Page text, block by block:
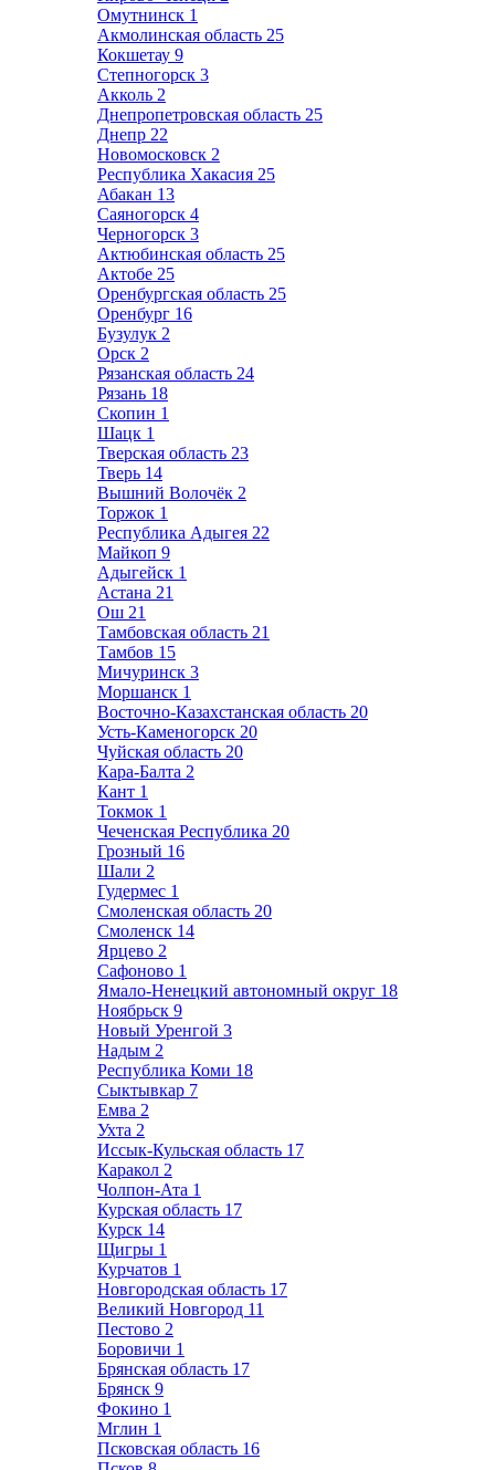
Омутнинск 1
Акмолинская область 25
Кокшетау 9
Степногорск 3
Акколь 2
Днепропетровская область 25
Днепр 22
Новомосковск 2
Республика Хакасия 25
Абакан 13
Саяногорск 4
Черногорск 3
Актюбинская область 25
Актобе 25
Оренбургская область 25
Оренбург 16
Бузулук 2
Орск 2
Рязанская область 24
Рязань 18
Скопин 1
Шацк 1
Тверская область 23
Тверь 14
Вышний Волочёк 2
Торжок 1
Республика Адыгея 22
Майкоп 9
Адыгейск 1
Астана 21
Ош 21
Тамбовская область 21
Тамбов 15
Мичуринск 3
Моршанск 1
Восточно-Казахстанская область 20
Усть-Каменогорск 20
Чуйская область 20
Кара-Балта 2
Кант 1
Токмок 1
Чеченская Республика 20
Грозный 16
Шали 2
Гудермес 1
Смоленская область 20
Смоленск 14
Ярцево 2
Сафоново 1
Ямало-Ненецкий автономный округ 18
Ноябрьск 9
Новый Уренгой 3
Надым 2
Республика Коми 18
Сыктывкар 7
Емва 2
Ухта 2
Иссык-Кульская область 17
Каракол 2
Чолпон-Ата 1
Курская область 17
Курск 14
Щигры 1
Курчатов 1
Новгородская область 17
Великий Новгород 11
Пестово 2
Боровичи 1
Брянская область 17
Брянск 9
Фокино 1
Мглин 1
Псковская область 16